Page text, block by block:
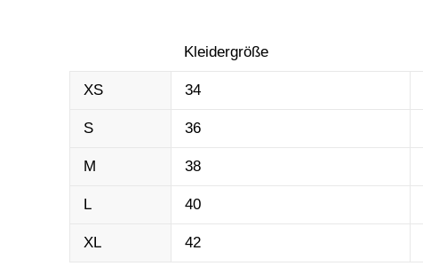
Kleidergröße
XS 34
S 36
M 38
L 40
XL 42